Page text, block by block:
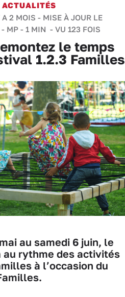
ACTUALITÉS
2 MOIS - MISE À JOUR LE
MP- 1 MIN - VU 123 FOIS
le temps
1.2.3 Familles
au samedi 6 juin, le
rythme des activités
à l’occasion du